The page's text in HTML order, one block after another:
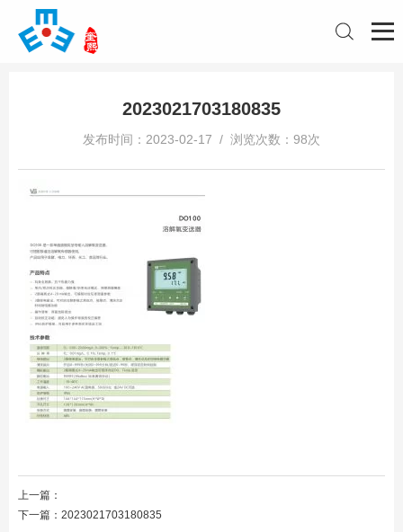
2023021703180835
发布时间：2023-02-17 / 浏览次数：98次
上一篇：
下一篇： 2023021703180835